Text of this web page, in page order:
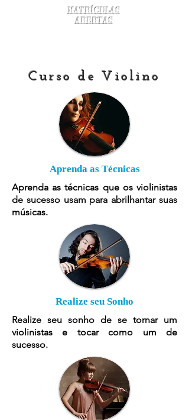
Matrículas
Abertas
Curso de Violino
Aprenda as Técnicas
Aprenda as técnicas que os violinistas
de sucesso usam para abrilhantar suas
músicas.
Realize seu Sonho
Realize seu sonho de se tornar um
violinistas e tocar como um de
sucesso.